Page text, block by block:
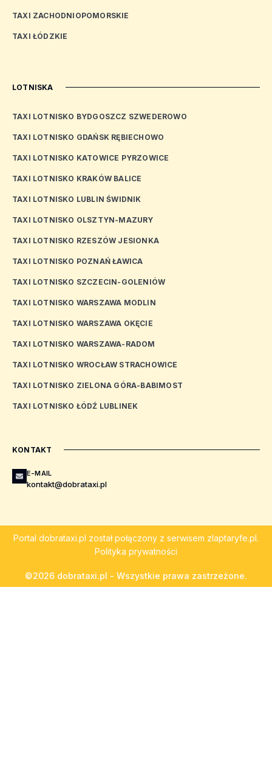
TAXI ZACHODNIOPOMORSKIE
TAXI ŁÓDZKIE
LOTNISKA
TAXI LOTNISKO BYDGOSZCZ SZWEDEROWO
TAXI LOTNISKO GDAŃSK RĘBIECHOWO
TAXI LOTNISKO KATOWICE PYRZOWICE
TAXI LOTNISKO KRAKÓW BALICE
TAXI LOTNISKO LUBLIN ŚWIDNIK
TAXI LOTNISKO OLSZTYN-MAZURY
TAXI LOTNISKO RZESZÓW JESIONKA
TAXI LOTNISKO POZNAŃ ŁAWICA
TAXI LOTNISKO SZCZECIN-GOLENIÓW
TAXI LOTNISKO WARSZAWA MODLIN
TAXI LOTNISKO WARSZAWA OKĘCIE
TAXI LOTNISKO WARSZAWA-RADOM
TAXI LOTNISKO WROCŁAW STRACHOWICE
TAXI LOTNISKO ZIELONA GÓRA-BABIMOST
TAXI LOTNISKO ŁÓDŹ LUBLINEK
KONTAKT
E-MAIL
kontakt@dobrataxi.pl
Portal dobrataxi.pl został połączony z serwisem zlaptaryfe.pl.
Polityka prywatności
©2026 dobrataxi.pl - Wszystkie prawa zastrzeżone.